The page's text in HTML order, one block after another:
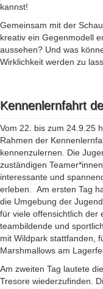
kannst!
Gemeinsam mit der
kreativ ein Gegenmodell
aussehen? Und was
Wirklichkeit werden zu
Kennenlernfahrt
Vom 22. bis zum 24.9.25
Rahmen der
kennenzulernen. Die
zuständigen
interessante und
erleben.
Am ersten Tag
die Umgebung der
für viele offensichtlich der
teambildende und
mit Wildpark stattfanden,
Marshmallows am
Am zweiten Tag lautete
Tresore wiederzufinden.